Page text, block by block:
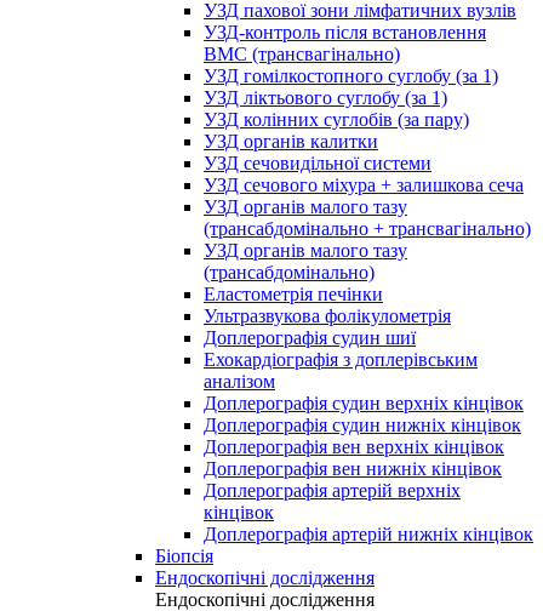
УЗД пахової зони лімфатичних вузлів
УЗД-контроль після встановлення
ВМС (трансвагінально)
УЗД гомілкостопного суглобу (за 1)
УЗД ліктьового суглобу (за 1)
УЗД колінних суглобів (за пару)
УЗД органів калитки
УЗД сечовидільної системи
УЗД сечового міхура + залишкова сеча
УЗД органів малого тазу
(трансабдомінально + трансвагінально)
УЗД органів малого тазу
(трансабдомінально)
Еластометрія печінки
Ультразвукова фолікулометрія
Доплерографія судин шиї
Ехокардіографія з доплерівським
аналізом
Доплерографія судин верхніх кінцівок
Доплерографія судин нижніх кінцівок
Доплерографія вен верхніх кінцівок
Доплерографія вен нижніх кінцівок
Доплерографія артерій верхніх
кінцівок
Доплерографія артерій нижніх кінцівок
Біопсія
Ендоскопічні дослідження
Ендоскопічні дослідження